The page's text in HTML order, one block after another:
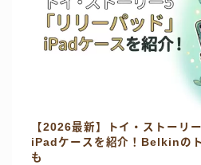
【2026最新】トイ・ストーリ
iPadケースを紹介！Belkinの
も